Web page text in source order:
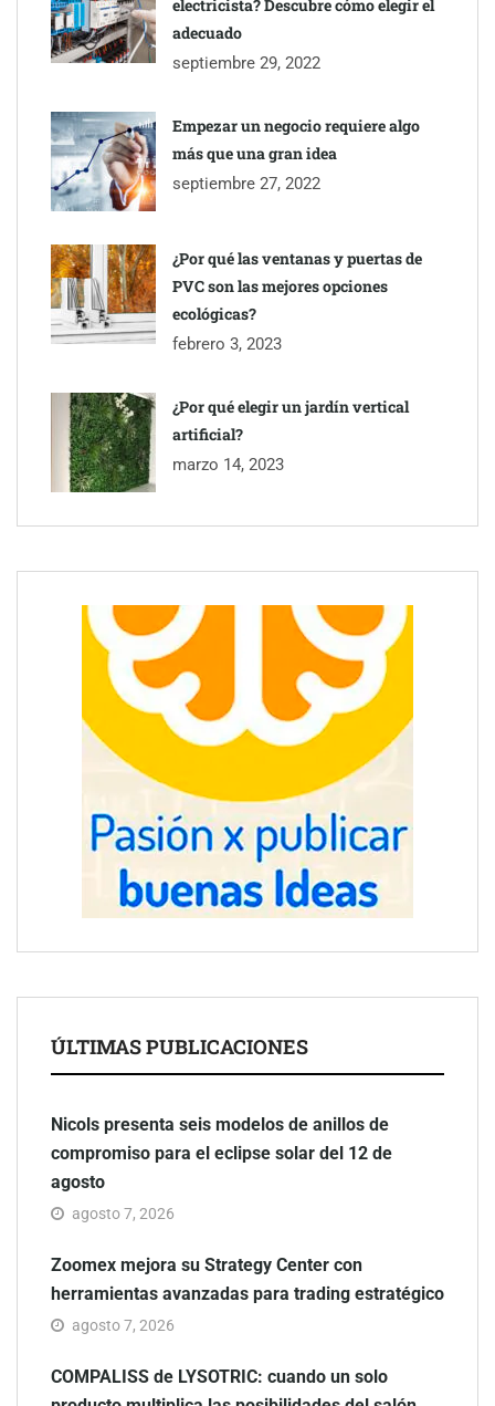
electricista? Descubre cómo elegir el
adecuado
septiembre 29, 2022
Empezar un negocio requiere algo
más que una gran idea
septiembre 27, 2022
¿Por qué las ventanas y puertas de
PVC son las mejores opciones
ecológicas?
febrero 3, 2023
¿Por qué elegir un jardín vertical
artificial?
marzo 14, 2023
ÚLTIMAS PUBLICACIONES
Nicols presenta seis modelos de anillos de
compromiso para el eclipse solar del 12 de
agosto
agosto 7, 2026
Zoomex mejora su Strategy Center con
herramientas avanzadas para trading estratégico
agosto 7, 2026
COMPALISS de LYSOTRIC: cuando un solo